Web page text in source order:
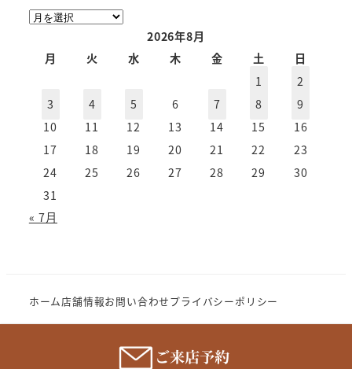
ア
2026年8月
月
火 水 木 金 土
日
1
2
3
4 5 6 7 8
9
10
11 12 13 14 15
16
17
18 19 20 21 22
23
24
25 26 27 28 29
30
31
« 7月
ホーム店舗情報お問い合わせプライバシーポリシー
Copyright (c) 2023 MeganenoImahori.All rights